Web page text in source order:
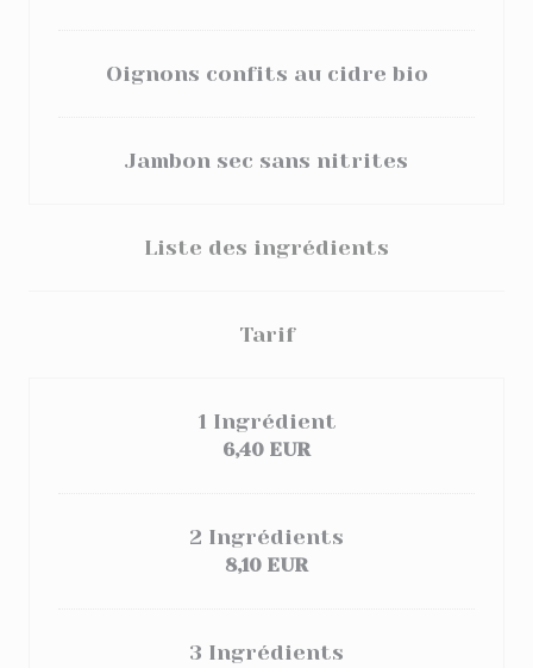
Oignons confits au cidre bio
Jambon sec sans nitrites
Liste des ingrédients
Tarif
1 Ingrédient
6,40 EUR
2 Ingrédients
8,10 EUR
3 Ingrédients